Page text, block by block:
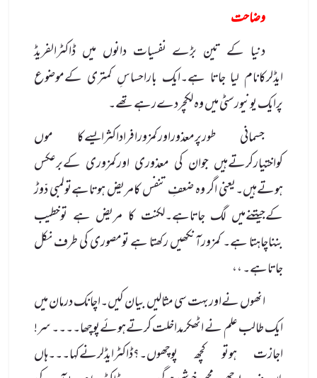
وضاحت
دنیا کے تین بڑے نفسیات دانوں میں ڈاکٹرالفریڈ
ایڈلرکانام لیا جاتا ہے۔ایک باراحساسِ کمتری کےموضوع
پرایک یونیورسٹی میں وہ لکچردےرہےتھے۔
جسمانی طورپرمعذوراورکمزورافراداکثرایسےکا موں
کواختیارکرتےہیں جوان کی معذوری اورکمزوری کےبرعکس
ہوتےہیں۔یعنی اگر وہ ضعفِ تنفس کامریض ہوتاہےتولمبی دّوڑ
کےجیتنےمیں لگ جاتاہے۔لکنت کا مریض ہے توخطیب
بنناچاہتا ہے۔ کمزورآنکھیں رکھتا ہے تومصوری کی طرف نکل
جاتاہے۔ ،،
انھوں نےاوربہت سی مثالیں بیان کیں۔اچانک درمان میں
ایک طالب علم نے اٹھکرمداخلت کرتےہوئےپوچھا۔۔۔۔ سر!
اجازت ہوتو کچھ پوچھوں۔؟ڈاکٹرایڈلرنےکہا۔۔۔ہاں